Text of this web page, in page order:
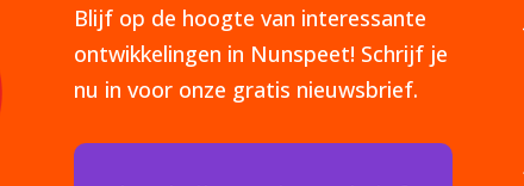
Blijf op de hoogte van interessante
ontwikkelingen in Nunspeet! Schrijf je
nu in voor onze gratis nieuwsbrief.